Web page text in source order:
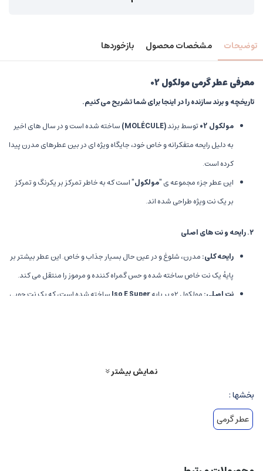
توضیحات مشخصات محصول بازخوردها
معرفی عطر گرمی مولکول 02
تاریخچه و برند سازنده را در اینجا برای شما تشریح می کنیم.
مولکول 02
توسط برند(
MOLÉCULE) ساخته شده است و در سال های اخیر
به دلیل رایحه متفکرانه و خاص خود، جایگاه ویژه ای در بین عطرهای مدرن پیدا
کرده است.
این عطر جزء مجموعه ی"مولکول"است که به خاطر تمرکز بر یکرنگ و تمرکز
بر یک نت ویژه طراحی شده اند.
۲.رایحه و نت های اصلی
رایحه کلی:مدرن، شلوغ و در عین حال بسیار جذاب و خاص. این عطر بیشتر بر
پایهٔ یک نت خاص ساخته شده و حس گمراه کننده و مرموز را منتقل می کند.
نت اصلی:مولکول 02 بر پایه Iso E Superساخته شده است، که یک نت چوبی
عمیقی از پیچیدگی رایحه و قدرت جلب توجه دارد.
رایحه های ابتدایی
نمایش بیشتر
بخشها :
عطر گرمی